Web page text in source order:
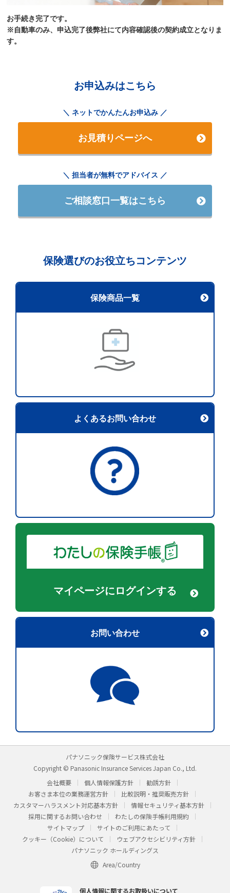
お手続き完了です。
※自動車のみ、申込完了後弊社にて内容確認後の契約成立となりま
す。
お申込みはこちら
ネットでかんたんお申込み
お見積りページへ
担当者が無料でアドバイス
ご相談窓口一覧はこちら
保険選びのお役立ちコンテンツ
保険商品一覧
よくあるお問い合わせ
マイページにログインする
お問い合わせ
パナソニック保険サービス株式会社
Copyright © Panasonic Insurance Services Japan Co., Ltd.
会社概要
個人情報保護方針
勧誘方針
お客さま本位の業務運営方針
比較説明・推奨販売方針
カスタマーハラスメント対応基本方針
情報セキュリティ基本方針
採用に関するお問い合わせ
わたしの保険手帳利用規約
サイトマップ
サイトのご利用にあたって
クッキー（Cookie）について
ウェブアクセシビリティ方針
パナソニック ホールディングス
Area/Country
個人情報に関するお取扱いについて